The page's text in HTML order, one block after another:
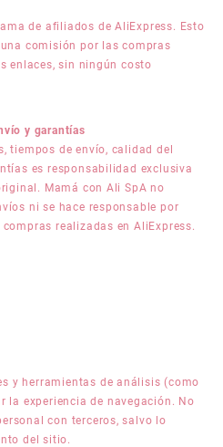
de afiliados de AliExpress. Esto
comisión por las compras
enlaces, sin ningún costo
y garantías
tiempos de envío, calidad del
es responsabilidad exclusiva
Mamá con Ali SpA no
ni se hace responsable por
realizadas en AliExpress.
y herramientas de análisis (como
la experiencia de navegación. No
con terceros, salvo lo
del sitio.